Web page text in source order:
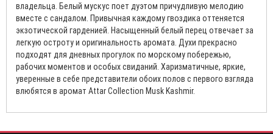
владельца. Белый мускус поет дуэтом причудливую мелодию
вместе с сандалом. Привычная каждому гвоздика оттеняется
экзотической гарденией. Насыщенный белый перец отвечает за
легкую остроту и оригинальность аромата. Духи прекрасно
подходят для дневных прогулок по морскому побережью,
рабочих моментов и особых свиданий. Харизматичные, яркие,
уверенные в себе представители обоих полов с первого взгляда
влюбятся в аромат Attar Collection Musk Kashmir.